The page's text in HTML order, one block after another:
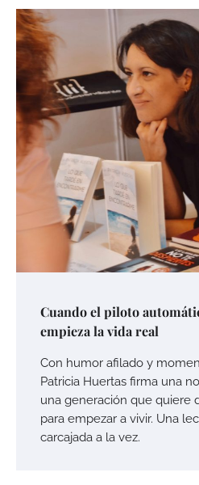
Cuando el piloto
empieza la vida real
Con humor afilado y
Patricia Huertas firma una
una generación que quiere
para empezar a vivir. Una
carcajada a la vez.